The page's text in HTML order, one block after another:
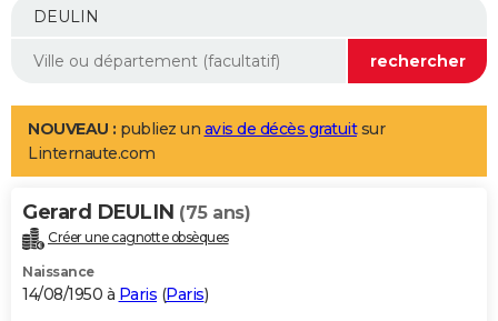
Mobiles
Meilleur smartphone
Internet
Ordinateurs
Jeux vidéo
Guide high-tech
Aménagement intérieur
LIFESTYLE
Art de vivre
Bien-être
Loisirs
Mode
Modes de vie
Alimentation
Guide de la santé
Maladies
Médicaments
Sommeil
VOYAGE
Destinations
City break
Voyage nature
Voyage de noces
Forum
Climat
+PHOTO
GUIDES D'ACHAT
NOUVEAU : publiez un avis de décès gratuitsur
Linternaute.com
Gerard DEULIN (75 ans)
Créer une cagnotte obsèques
Naissance
14/08/1950 à Paris (Paris)